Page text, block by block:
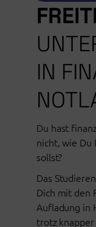
IN
Du hast
nicht, wie Du
sollst?
Das
Dich mit den
Aufladung in
trotz